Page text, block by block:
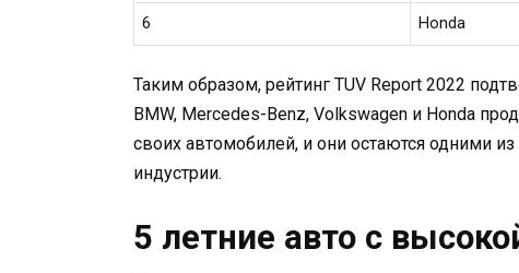
6 Honda
Таким образом, рейтинг TUV Report 2022
BMW, Mercedes-Benz, Volkswagen и Honda
своих автомобилей, и они остаются одними
индустрии.
5 летние авто с